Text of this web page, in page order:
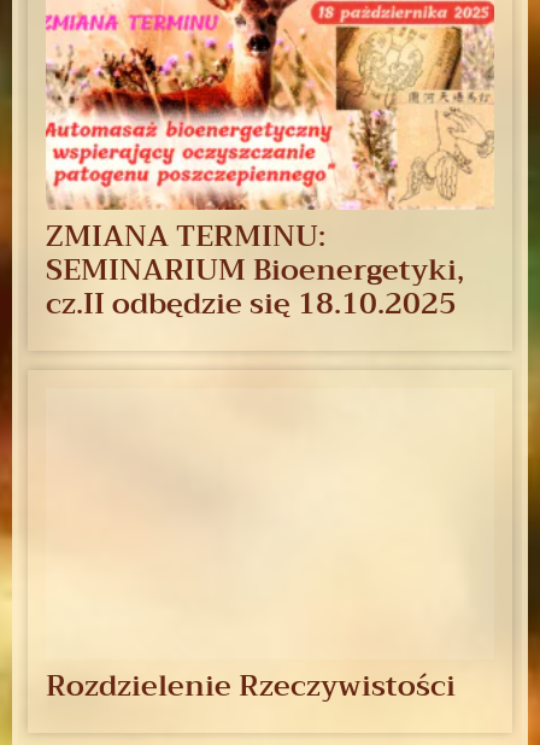
ZMIANA TERMINU:
SEMINARIUM Bioenergetyki,
cz.II odbędzie się 18.10.2025
Rozdzielenie Rzeczywistości